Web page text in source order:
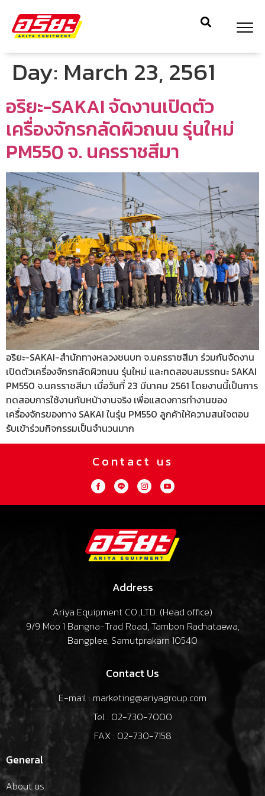
Day: March 23, 2561
อริยะ-SAKAI จัดงานเปิดตัว
เครื่องจักรกลัดผิวถนน รุ่นใหม่
PM550 จ. นครราชสีมา
อริยะ-SAKAI-สำนักทางหลวงชนบท จ.นครราชสีมา ร่วมกันจัดงาน
เปิดตัวเครื่องจักรกลัดผิวถนน รุ่นใหม่ และทดสอบสมรรถนะ SAKAI
PM550 จ.นครราชสีมา เมื่อวันที่ 23 มีนาคม 2561 โดยงานนี้เป็นการ
ทดสอบการใช้งานกับหน้างานจริง เพื่อแสดงการทำงานของ
เครื่องจักรของทาง SAKAI ในรุ่น PM550 ลูกค้าให้ความสนใจตอบ
รับเข้าร่วมกิจกรรมเป็นจำนวนมาก
Contact us
Address
Ariya Equipment CO.,LTD. (Head office)
9/9 Moo 1 Bangna-Trad Road, Tambon Rachataewa,
Bangplee, Samutprakarn 10540
Contact Us
E-mail : marketing@ariyagroup.com
Tel : 02-730-7000
FAX : 02-730-7158
General
About us